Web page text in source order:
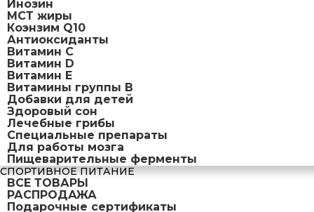
Инозин
МСТ жиры
Коэнзим Q10
Антиоксиданты
Витамин С
Витамин D
Витамин Е
Витамины группы B
Добавки для детей
Здоровый сон
Лечебные грибы
Специальные препараты
Для работы мозга
Пищеварительные ферменты
СПОРТИВНОЕ ПИТАНИЕ
ВСЕ ТОВАРЫ
РАСПРОДАЖА
Подарочные сертификаты